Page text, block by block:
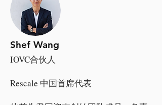
Shef Wang
IOVC合伙人
Rescale 中国首席代表